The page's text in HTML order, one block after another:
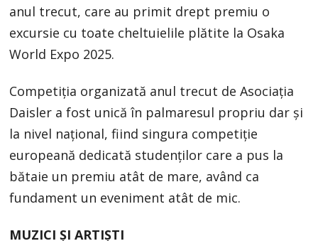
anul trecut, care au primit drept premiu o
excursie cu toate cheltuielile plătite la Osaka
World Expo 2025.
Competiția organizată anul trecut de Asociația
Daisler a fost unică în palmaresul propriu dar și
la nivel național, fiind singura competiție
europeană dedicată studenților care a pus la
bătaie un premiu atât de mare, având ca
fundament un eveniment atât de mic.
MUZICI ȘI ARTIȘTI